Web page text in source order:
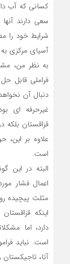
کسانی که آب
سعی دارند
شرایط خود را
آسیای مرکزی
به نظر من،
فراملی قابل
دنبال آن
غیرحرفه ای
قزاقستان
علاوه بر این،
است.
البته در این
اعمال فشار
مثلث پیچیده
اینکه
دارد، اما
است. نباید
آتا،